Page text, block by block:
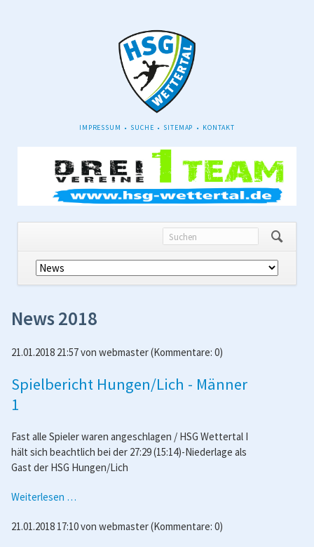
NAVIGATION
IMPRESSUM SUCHE SITEMAP KONTAKT
Navigation
überspringen
News 2018
21.01.2018 21:57von webmaster(Kommentare: 0)
Spielbericht Hungen/Lich - Männer
1
Fast alle Spieler waren angeschlagen / HSG Wettertal I
hält sich beachtlich bei der 27:29 (15:14)-Niederlage als
Gast der HSG Hungen/Lich
Weiterlesen …
-
21.01.2018 17:10von webmaster(Kommentare: 0)